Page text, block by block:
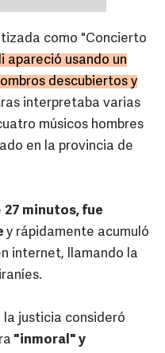
como "Concierto
apareció usando un
descubiertos y
interpretaba varias
músicos hombres
en la provincia de
27 minutos, fue
y rápidamente acumuló
internet, llamando la
la justicia consideró
"inmoral" y